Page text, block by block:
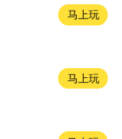
马上玩
马上玩